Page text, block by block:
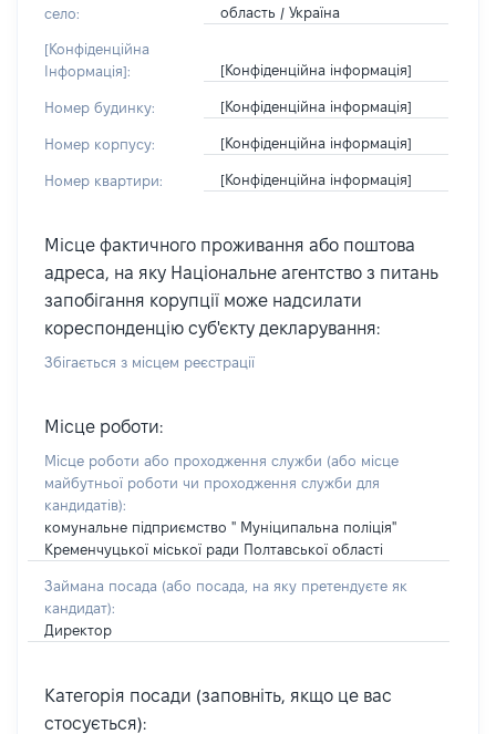
село:
область / Україна
[Конфіденційна
Інформація]:
[Конфіденційна інформація]
Номер будинку: [Конфіденційна інформація]
Номер корпусу: [Конфіденційна інформація]
Номер квартири: [Конфіденційна інформація]
Місце фактичного проживання або поштова
адреса, на яку Національне агентство з питань
запобігання корупції може надсилати
кореспонденцію суб'єкту декларування:
Збігається з місцем реєстрації
Місце роботи:
Місце роботи або проходження служби (або місце
майбутньої роботи чи проходження служби для
кандидатів):
комунальне підприємство " Муніципальна поліція"
Кременчуцької міської ради Полтавської області
Займана посада (або посада, на яку претендуєте як
кандидат):
Директор
Категорія посади (заповніть, якщо це вас
стосується):